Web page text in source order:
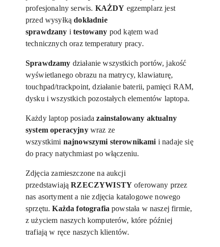
profesjonalny serwis. KAŻDY egzemplarz jest
przed wysyłkądokładnie
sprawdzany itestowany pod kątem wad
technicznych oraz temperatury pracy.
Sprawdzamy działanie wszystkich portów, jakość
wyświetlanego obrazu na matrycy, klawiaturę,
touchpad/trackpoint, działanie baterii, pamięci RAM,
dysku i wszystkich pozostałych elementów laptopa.
Każdy laptop posiadazainstalowany aktualny
system operacyjnywraz ze
wszystkimi najnowszymi sterownikami i nadaje się
do pracy natychmiast po włączeniu.
Zdjęcia zamieszczone na aukcji
przedstawiająRZECZYWISTY oferowany przez
nas asortyment a nie zdjęcia katalogowe nowego
sprzętu.Każda fotografia powstała w naszej firmie,
z użyciem naszych komputerów, które później
trafiają w ręce naszych klientów.